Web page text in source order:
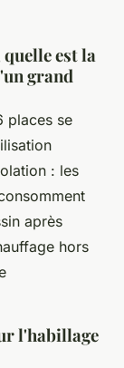
est la
grand
places se
: les
après
hors
l'habillage